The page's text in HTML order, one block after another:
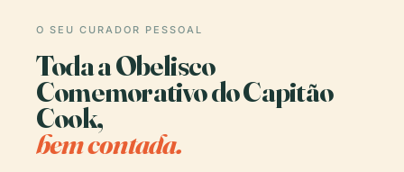
O SEU CURADOR PESSOAL
Toda a Obelisco
Comemorativo do Capitão
Cook,
bem contada.